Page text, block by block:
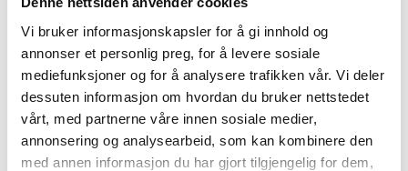
Vi bruker informasjonskapsler for å gi innhold og
annonser et personlig preg, for å levere sosiale
mediefunksjoner og for å analysere trafikken vår. Vi deler
dessuten informasjon om hvordan du bruker nettstedet
vårt, med partnerne våre innen sosiale medier,
annonsering og analysearbeid, som kan kombinere den
med annen informasjon du har gjort tilgjengelig for dem,
PERSONVERNERKLÆRING
ISHAVSQUIZ
FORTELLINGAR
KONTAKT
OPNINGSTIDER